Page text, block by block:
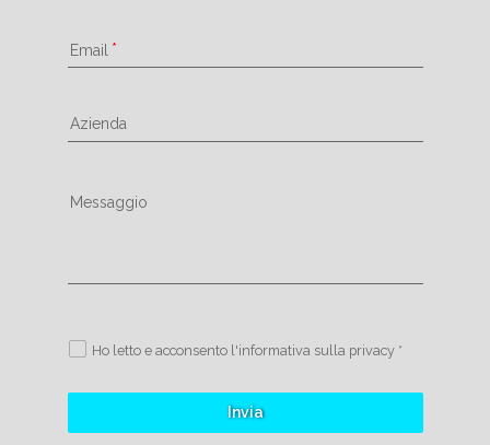
Email
Azienda
Messaggio
Ho letto e acconsento l'informativa sulla privacy *
Invia